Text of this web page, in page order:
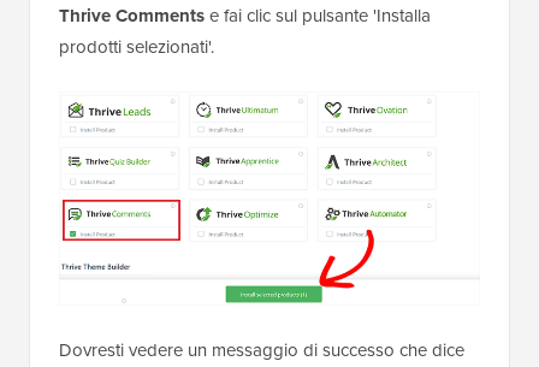
Thrive Commentse fai clic sul pulsante 'Installa
prodotti selezionati'.
Dovresti vedere un messaggio di successo che dice